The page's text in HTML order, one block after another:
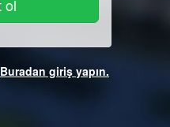
Buradan giriş yapın.